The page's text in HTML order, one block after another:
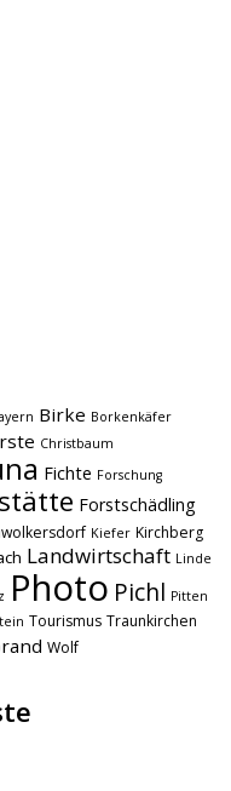
Birke Borkenkäfer
Christbaum
Fichte Forschung
Forstschädling
Kiefer Kirchberg
Landwirtschaft Linde
Photo Pichl Pitten
Tourismus Traunkirchen
Wolf